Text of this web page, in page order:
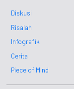
Diskusi
Risalah
Infografik
Cerita
Piece of Mind